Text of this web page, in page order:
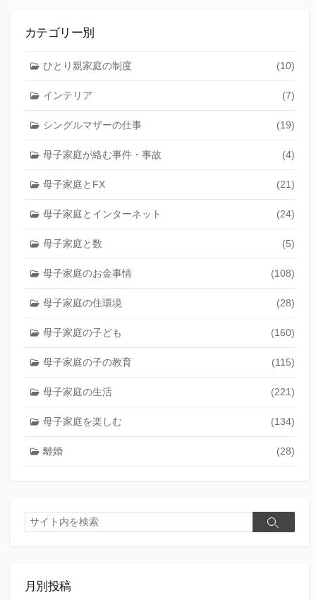
カテゴリー別
ひとり親家庭の制度 (10)
インテリア (7)
シングルマザーの仕事 (19)
母子家庭が絡む事件・事故 (4)
母子家庭とFX (21)
母子家庭とインターネット (24)
母子家庭と数 (5)
母子家庭のお金事情 (108)
母子家庭の住環境 (28)
母子家庭の子ども (160)
母子家庭の子の教育 (115)
母子家庭の生活 (221)
母子家庭を楽しむ (134)
離婚 (28)
検
索
検
月別投稿